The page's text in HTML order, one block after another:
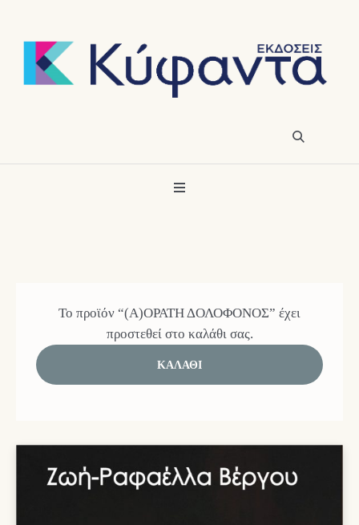
Το προϊόν “(Α)ΟΡΑΤΗ ΔΟΛΟΦΟΝΟΣ” έχει
προστεθεί στο καλάθι σας.
ΚΑΛΆΘΙ